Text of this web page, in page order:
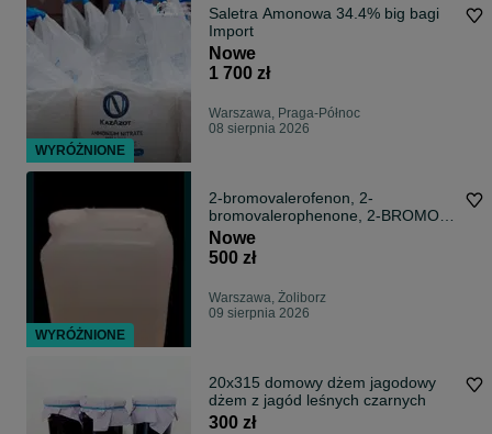
Saletra Amonowa 34.4% big bagi
Import
Nowe
1 700 zł
Warszawa, Praga-Północ
08 sierpnia 2026
2-bromovalerofenon, 2-
bromovalerophenone, 2-BROMO-
1-PHENYL-PENTAN-1-ON
Nowe
500 zł
Warszawa, Żoliborz
09 sierpnia 2026
20x315 domowy dżem jagodowy
dżem z jagód leśnych czarnych
300 zł
WYRÓŻNIONE
WYRÓŻNIONE